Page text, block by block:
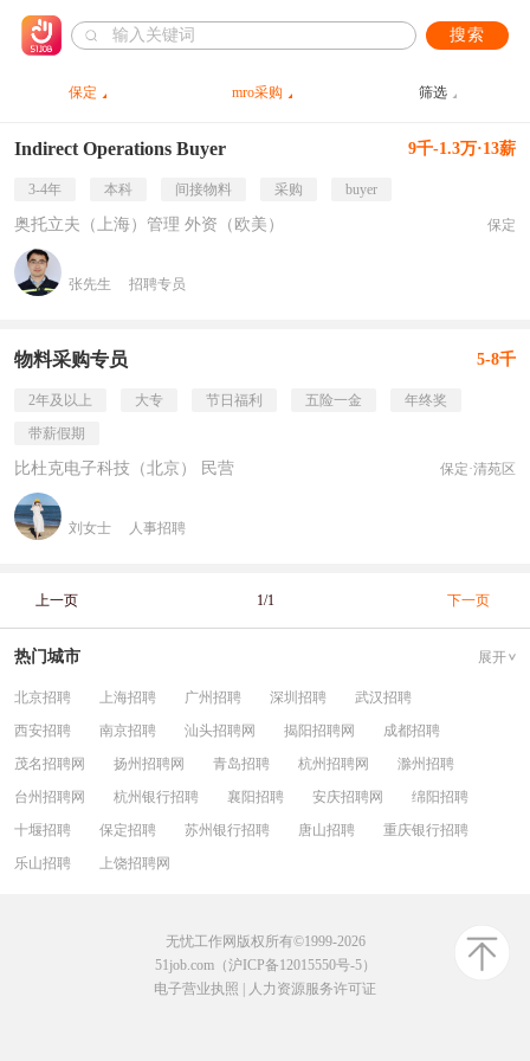
搜索
保定 mro采购 筛选
Indirect Operations Buyer 9千-1.3万·13薪
3-4年 本科 间接物料 采购 buyer
奥托立夫（上海）管理 外资（欧美） 保定
张先生 招聘专员
物料采购专员 5-8千
2年及以上 大专 节日福利 五险一金
年终奖
带薪假期
比杜克电子科技（北京） 民营 保定·清苑区
刘女士 人事招聘
上一页 1/1 下一页
热门城市 展开
北京招聘 上海招聘 广州招聘 深圳招聘
武汉招聘
西安招聘
南京招聘 汕头招聘网 揭阳招聘网
成都招聘
茂名招聘网
扬州招聘网 青岛招聘 杭州招聘网
滁州招聘
台州招聘网
杭州银行招聘 襄阳招聘 安庆招聘网
绵阳招聘
十堰招聘
保定招聘 苏州银行招聘 唐山招聘
重庆银行招聘
乐山招聘
上饶招聘网
无忧工作网版权所有©1999-2026
51job.com（沪ICP备12015550号-5）
电子营业执照
人力资源服务许可证